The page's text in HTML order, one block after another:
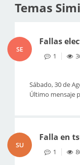
Temas
SE
Fallas
1
Sábado, 30 de
Último mensaje
SU
Falla en
1